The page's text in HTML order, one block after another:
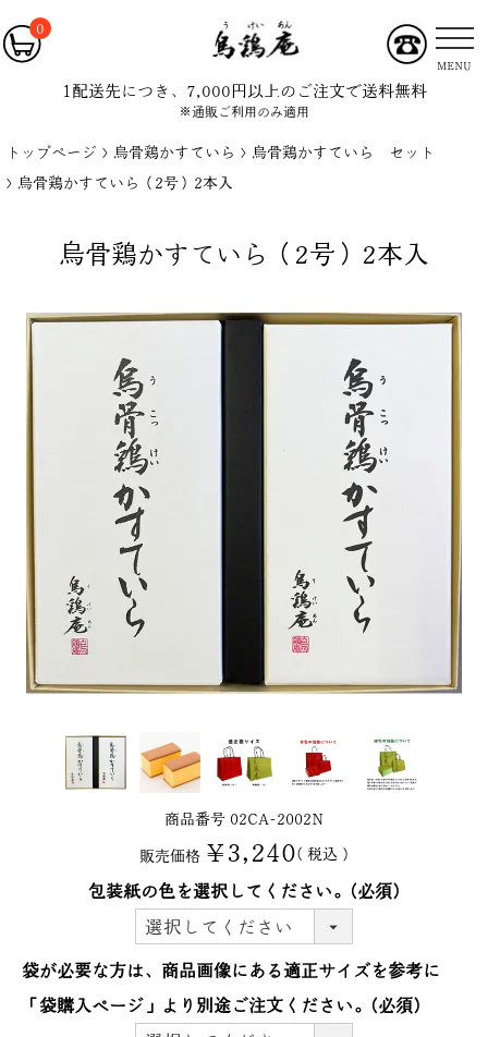
0
MENU
1配送先につき、7,000円以上のご注文で送料無料
※通販ご利用のみ適用
トップページ 烏骨鶏かすていら
烏骨鶏かすていら セット
烏骨鶏かすていら（2号）2本入
烏骨鶏かすていら（2号）2本入
商品番号 02CA-2002N
販売価格 ¥3,240 税込
包装紙の色を選択してください。 (必須)
袋が必要な方は、商品画像にある適正サイズを参考に
「袋購入ぺージ」より別途ご注文ください。
(必須)